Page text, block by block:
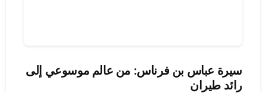
سيرة عباس بن فرناس: من عالم موسوعي إلى
رائد طيران